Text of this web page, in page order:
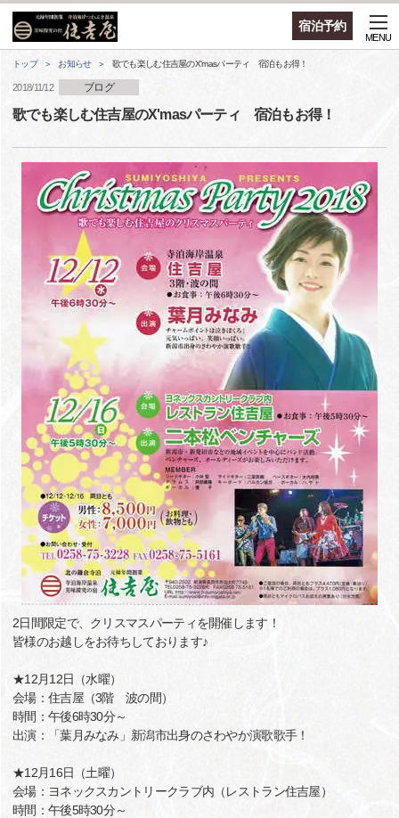
宿泊予約
MENU
トップ お知らせ 歌でも楽しむ住吉屋のX'masパーティ 宿泊もお得！
2018/11/12 ブログ
歌でも楽しむ住吉屋のX'masパーティ 宿泊もお得！
2日間限定で、クリスマスパーティを開催します！
皆様のお越しをお待ちしております♪
★12月12日（水曜）
会場：住吉屋（3階 波の間）
時間：午後6時30分～
出演：「葉月みなみ」新潟市出身のさわやか演歌歌手！
★12月16日（土曜）
会場：ヨネックスカントリークラブ内（レストラン住吉屋）
時間：午後5時30分～